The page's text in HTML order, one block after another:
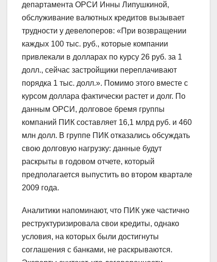
департамента ОРСИ Инны Липушкиной,
обслуживание валютных кредитов вызывает
трудности у девелоперов: «При возвращении
каждых 100 тыс. руб., которые компании
привлекали в долларах по курсу 26 руб. за 1
долл., сейчас застройщики переплачивают
порядка 1 тыс. долл.». Помимо этого вместе с
курсом доллара фактически растет и долг. По
данным ОРСИ, долговое бремя группы
компаний ПИК составляет 16,1 млрд руб. и 460
млн долл. В группе ПИК отказались обсуждать
свою долговую нагрузку: данные будут
раскрыты в годовом отчете, который
предполагается выпустить во втором квартале
2009 года.
Аналитики напоминают, что ПИК уже частично
реструктуризировала свои кредиты, однако
условия, на которых были достигнуты
соглашения с банками, не раскрываются.